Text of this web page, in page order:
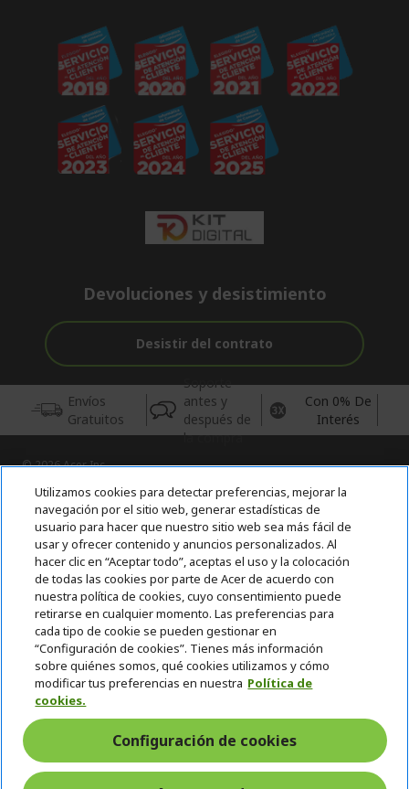
Devoluciones y desistimiento
Desistir del contrato
Envíos
Gratuitos
Soporte
antes y
después de
la compra
Con 0% De
Interés
© 2026 Acer Inc.
CPYou BV es el vendedor y distribuidor autorizado de los
productos y servicios ofrecidos en esta tienda.
Incluida la aportación para la gestión de RAEES, según RD.
110/2015, inscrita en el RII-AEE Nº 7573; de pilas y baterías, según
RD. 106/2008, inscrita en el RII-PYA Nº 2180. Adherida a los
sistemas integrales de gestión de ecopilas y ecoembes.
España
Utilizamos cookies para detectar preferencias, mejorar la
navegación por el sitio web, generar estadísticas de
usuario para hacer que nuestro sitio web sea más fácil de
usar y ofrecer contenido y anuncios personalizados. Al
hacer clic en “Aceptar todo”, aceptas el uso y la colocación
de todas las cookies por parte de Acer de acuerdo con
nuestra política de cookies, cuyo consentimiento puede
retirarse en cualquier momento. Las preferencias para
cada tipo de cookie se pueden gestionar en
“Configuración de cookies”. Tienes más información
sobre quiénes somos, qué cookies utilizamos y cómo
modificar tus preferencias en nuestra Política de
cookies.
Configuración de cookies